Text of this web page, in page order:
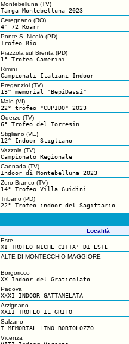
Montebelluna (TV)
Targa Montebelluna 2023
Ceregnano (RO)
4° 72 Roarr
Ponte S. Nicolò (PD)
Trofeo Rio
Piazzola sul Brenta (PD)
1° Trofeo Camerini
Rimini
Campionati Italiani Indoor
Preganziol (TV)
13° memorial "BepiDassi"
Malo (VI)
22° trofeo "CUPIDO" 2023
Oderzo (TV)
6° Trofeo del Torresin
Stigliano (VE)
12° Indoor Stigliano
Vazzola (TV)
Campionato Regionale
Caonada (TV)
Indoor di Montebelluna 2023
Zero Branco (TV)
14° Trofeo Villa Guidini
Tribano (PD)
22° Trofeo indoor del Sagittario
Località
Este
XI TROFEO NICHE CITTA' DI ESTE
ALTE DI MONTECCHIO MAGGIORE
Borgoricco
XX Indoor del Graticolato
Padova
XXXI INDOOR GATTAMELATA
Arzignano
XXII TROFEO IL GRIFO
Salzano
I MEMORIAL LINO BORTOLOZZO
Vicenza